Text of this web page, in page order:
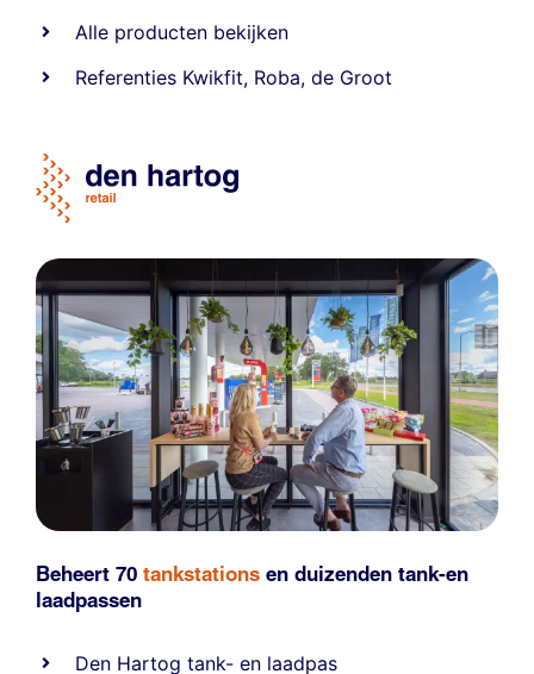
Alle producten bekijken
Referenties Kwikfit, Roba,de Groot
Beheert 70 tankstations en duizenden tank-en
laadpassen
Den Hartog tank- en laadpas